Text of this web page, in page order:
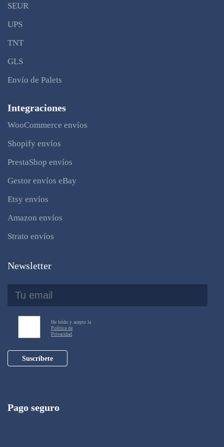
SEUR
UPS
TNT
GLS
Envío de Palets
Integraciones
WooCommerce envíos
Shopify envíos
PrestaShop envíos
Gestor envíos eBay
Etsy envíos
Amazon envíos
Strato envíos
Newsletter
He leído y acepto la
Política de
Privacidad
Suscríbete
Pago seguro